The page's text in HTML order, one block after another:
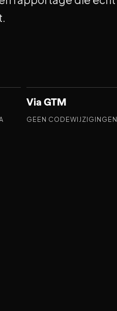
Via GTM
GEEN CODEWIJZIGINGEN